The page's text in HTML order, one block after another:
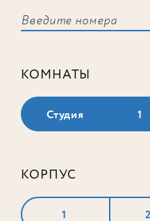
КОМНАТЫ
Студия 1
КОРПУС
1 2